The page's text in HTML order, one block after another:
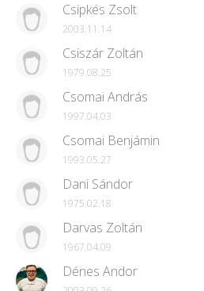
Csipkés Zsolt
2003.11.14
Csiszár Zoltán
1979.08.25
Csomai András
1997.04.03
Csomai Benjámin
1993.05.27
Dani Sándor
1975.02.18
Darvas Zoltán
1967.04.09
Dénes Andor